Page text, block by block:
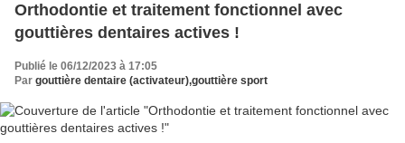
Orthodontie et traitement fonctionnel avec
gouttières dentaires actives !
Publié le 06/12/2023 à 17:05
Par gouttière dentaire (activateur),gouttière sport